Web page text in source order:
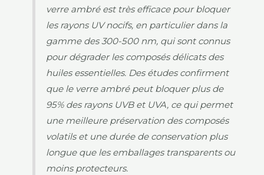
verre ambré est très efficace pour bloquer
les rayons UV nocifs, en particulier dans la
gamme des 300-500 nm, qui sont connus
pour dégrader les composés délicats des
huiles essentielles. Des études confirment
que le verre ambré peut bloquer plus de
95% des rayons UVB et UVA, ce qui permet
une meilleure préservation des composés
volatils et une durée de conservation plus
longue que les emballages transparents ou
moins protecteurs.